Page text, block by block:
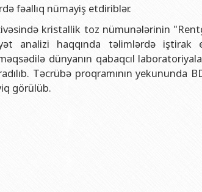
Humanitar məsələlər və gənclər siyasəti şöbəsi
İnsan resursları və hüquq şöbəsi
Sənədlər və Müraciətlərlə iş şöbəsi
Maliyyə və təminat Departamenti
Keyfiyyətin təminatı, monitorinq şöbəsi
Coğrafiya fakültəsi
Geologiya fakültəsi
Filologiya fakültəsi
Tarix fakültəsi
Azərbaycan
Azərbaycan
Azərbaycan
Azərbaycan
fəallıq nümayiş etdiriblər.
kristallik toz nümunələrinin
analizi haqqında təlimlərdə iştirak
dünyanın qabaqcıl
Təcrübə proqramının
görülüb.